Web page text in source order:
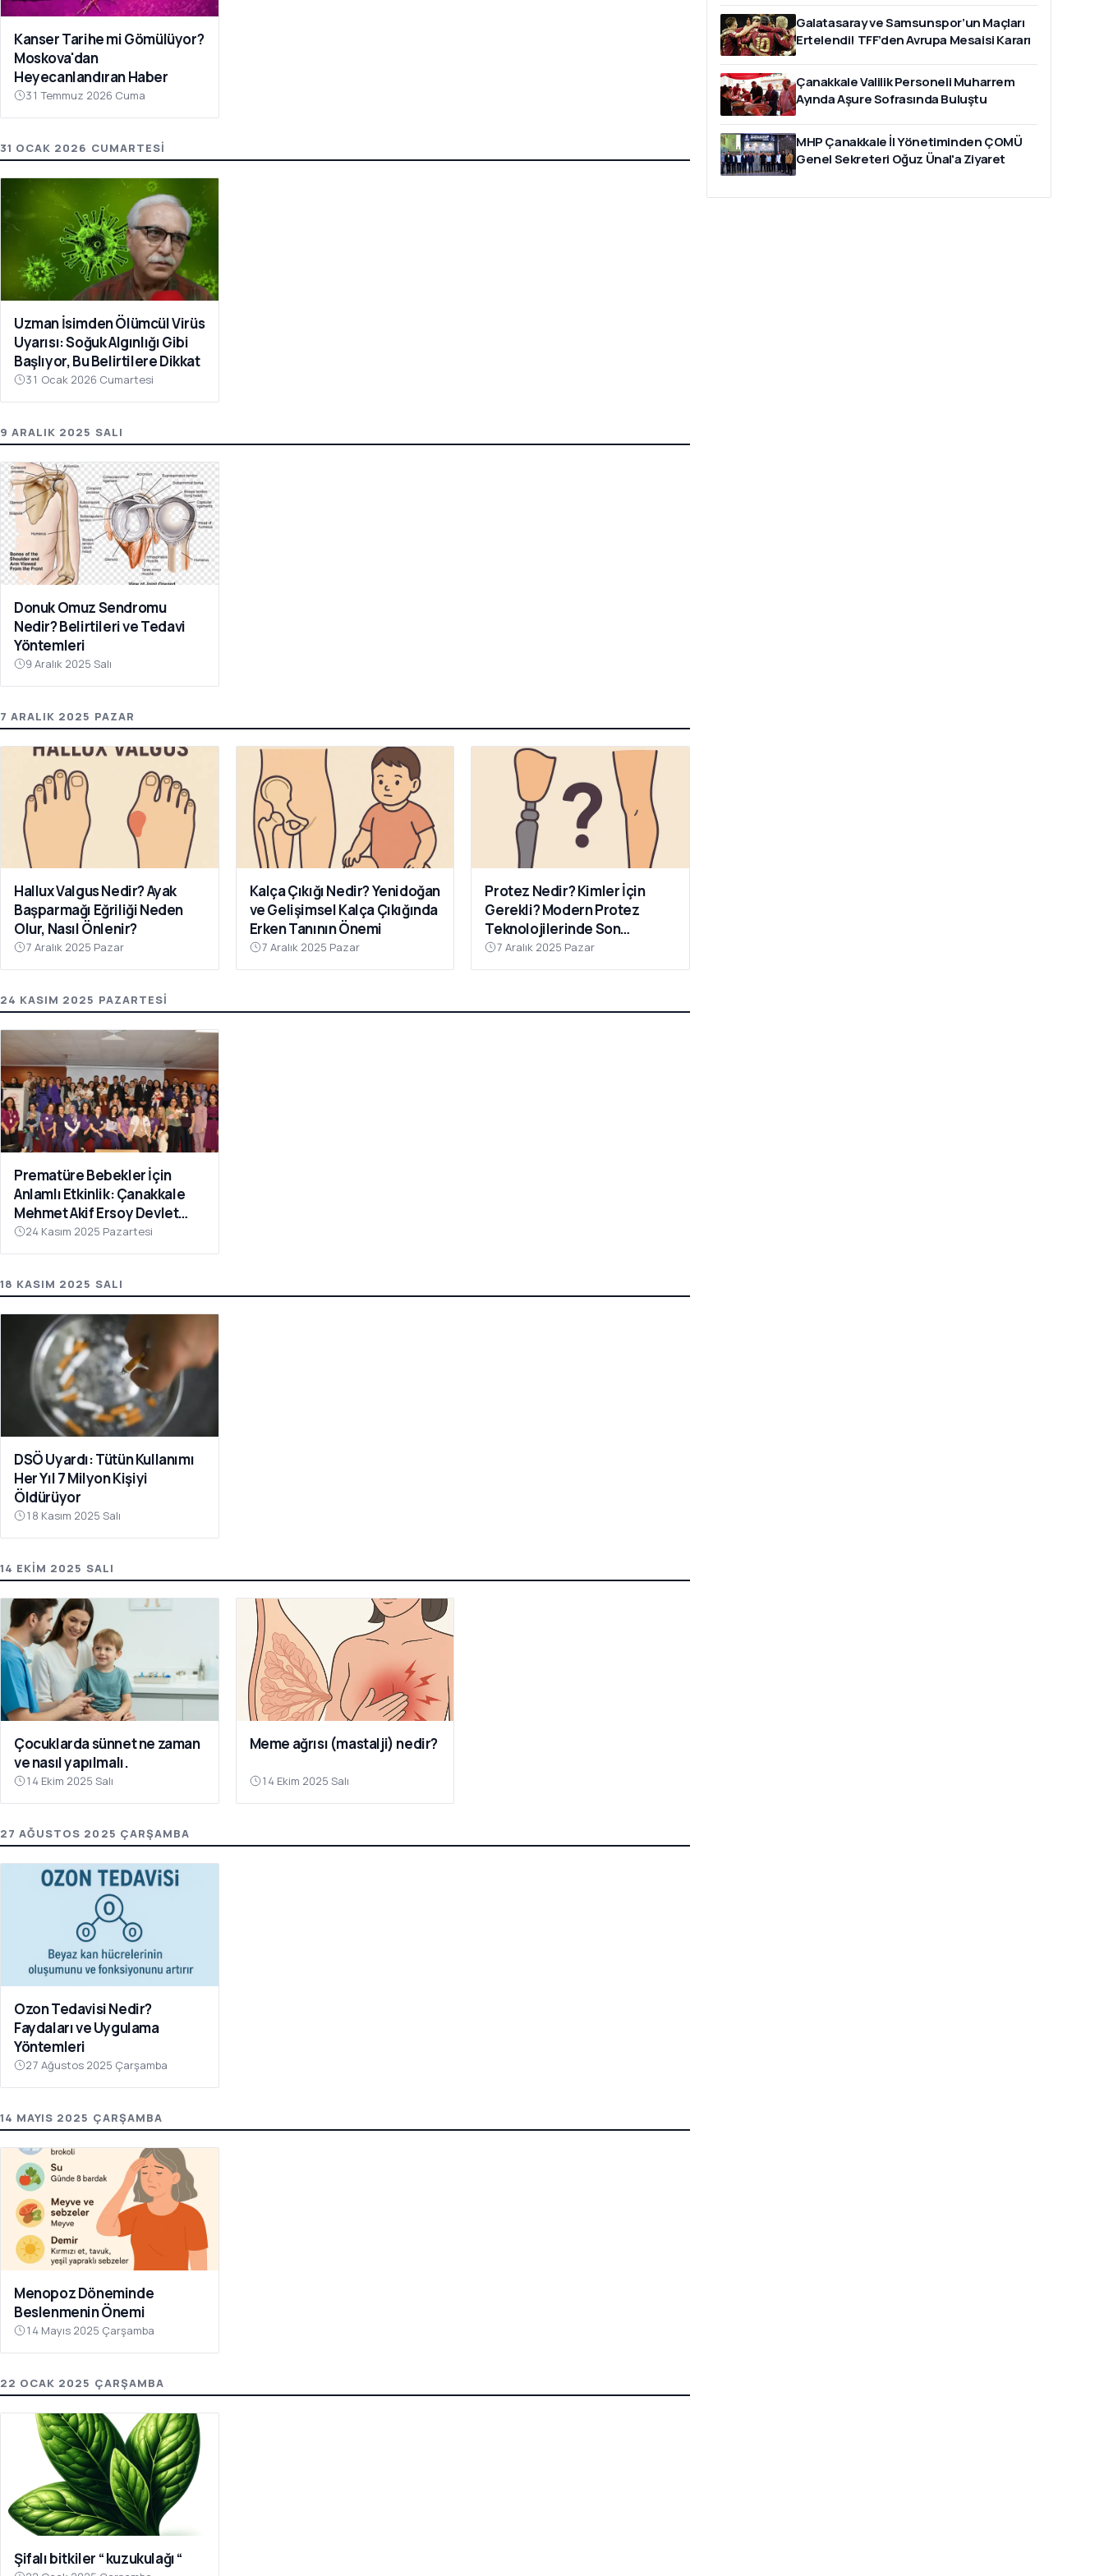
Kanser Tarihe mi Gömülüyor?
Moskova'dan
Heyecanlandıran Haber
31 Temmuz 2026 Cuma
31 OCAK 2026 CUMARTESI
Uzman İsimden Ölümcül Virüs
Uyarısı: Soğuk Algınlığı Gibi
Başlıyor, Bu Belirtilere Dikkat
31 Ocak 2026 Cumartesi
9 ARALIK 2025 SALI
Donuk Omuz Sendromu
Nedir? Belirtileri ve Tedavi
Yöntemleri
9 Aralık 2025 Salı
7 ARALIK 2025 PAZAR
Hallux Valgus Nedir? Ayak
Başparmağı Eğriliği Neden
Olur, Nasıl Önlenir?
7 Aralık 2025 Pazar
Kalça Çıkığı Nedir? Yenidoğan
ve Gelişimsel Kalça Çıkığında
Erken Tanının Önemi
7 Aralık 2025 Pazar
Protez Nedir? Kimler İçin
Gerekli? Modern Protez
Teknolojilerinde Son
Gelişmeler
7 Aralık 2025 Pazar
24 KASIM 2025 PAZARTESI
Prematüre Bebekler İçin
Anlamlı Etkinlik: Çanakkale
Mehmet Akif Ersoy Devlet
Hastanesinde Farkındalık
Programı
24 Kasım 2025 Pazartesi
18 KASIM 2025 SALI
DSÖ Uyardı: Tütün Kullanımı
Her Yıl 7 Milyon Kişiyi
Öldürüyor
18 Kasım 2025 Salı
14 EKIM 2025 SALI
Çocuklarda sünnet ne zaman
ve nasıl yapılmalı.
14 Ekim 2025 Salı
Meme ağrısı (mastalji) nedir?
14 Ekim 2025 Salı
27 AĞUSTOS 2025 ÇARŞAMBA
Ozon Tedavisi Nedir?
Faydaları ve Uygulama
Yöntemleri
27 Ağustos 2025 Çarşamba
14 MAYIS 2025 ÇARŞAMBA
Menopoz Döneminde
Beslenmenin Önemi
14 Mayıs 2025 Çarşamba
22 OCAK 2025 ÇARŞAMBA
Şifalı bitkiler “ kuzukulağı “
Galatasaray ve Samsunspor’un Maçları
Ertelendi! TFF’den Avrupa Mesaisi Kararı
Çanakkale Valilik Personeli Muharrem
Ayında Aşure Sofrasında Buluştu
MHP Çanakkale İl Yönetiminden ÇOMÜ
Genel Sekreteri Oğuz Ünal'a Ziyaret